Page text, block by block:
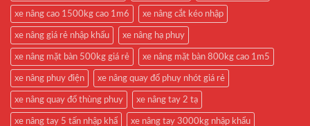
xe nâng cao 1500kg cao 1m6 xe nâng cắt kéo nhập
xe nâng giá rẻ nhập khẩu xe nâng hạ phuy
xe nâng mặt bàn 500kg giá rẻ xe nâng mặt bàn 800kg cao 1m5
xe nâng phuy điện xe nâng quay đổ phuy nhót giá rẻ
xe nâng quay đổ thùng phuy xe nâng tay 2 tạ
xe nâng tay 5 tấn nhập khẩ xe nâng tay 3000kg nhập khẩu